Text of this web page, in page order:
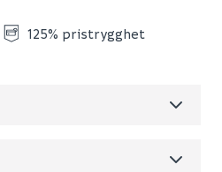
125% pristrygghet